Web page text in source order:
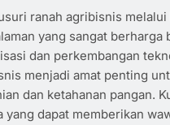
ranah agribisnis
yang sangat berharga
dan perkembangan
menjadi amat penting
dan ketahanan pangan.
yang dapat memberikan